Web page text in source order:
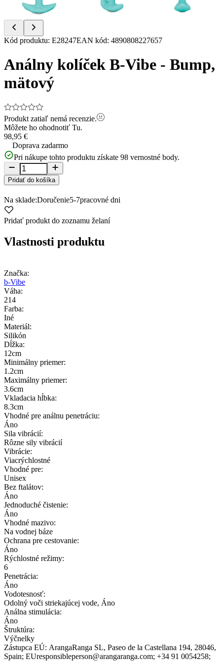
Item
of
9
Kód produktu: E28247EAN kód: 4890808227657
Análny kolíček B-Vibe - Bump,
mätový
Produkt zatiaľ nemá recenzie.
Môžete ho ohodnotiť Tu.
98,95 €
Doprava zadarmo
Pri nákupe tohto produktu získate 98 vernostné body.
Pridať do košíka
Na sklade:Doručenie5-7pracovné dni
Pridať produkt do zoznamu želaní
Vlastnosti produktu
Značka:
b-Vibe
Váha:
214
Farba:
Iné
Materiál:
Silikón
Dĺžka:
12cm
Minimálny priemer:
1.2cm
Maximálny priemer:
3.6cm
Vkladacia hĺbka:
8.3cm
Vhodné pre análnu penetráciu:
Áno
Sila vibrácií:
Rôzne sily vibrácií
Vibrácie:
Viacrýchlostné
Vhodné pre:
Unisex
Bez ftalátov:
Áno
Jednoduché čistenie:
Áno
Vhodné mazivo:
Na vodnej báze
Ochrana pre cestovanie:
Áno
Rýchlostné režimy:
6
Penetrácia:
Áno
Vodotesnosť:
Odolný voči striekajúcej vode, Áno
Análna stimulácia:
Áno
Štruktúra:
Výčnelky
Zástupca EÚ: ArangaRanga SL, Paseo de la Castellana 194, 28046,
Spain; EUresponsibleperson@arangaranga.com; +34 91 0054258;